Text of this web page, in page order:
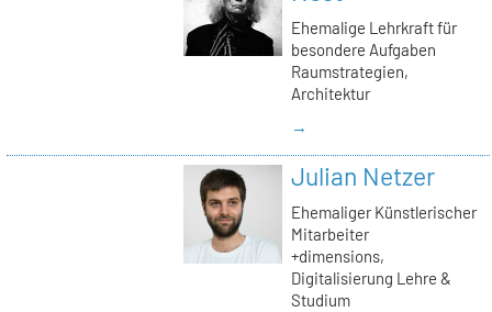
Ehemalige Lehrkraft für
besondere Aufgaben
Raumstrategien,
Architektur
→
Julian Netzer
Ehemaliger Künstlerischer
Mitarbeiter
+dimensions,
Digitalisierung Lehre &
Studium